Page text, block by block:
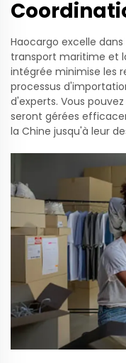
Haocargo excelle
transport maritime et
intégrée minimise les
processus
d'experts. Vous
seront gérées
la Chine jusqu'à leur